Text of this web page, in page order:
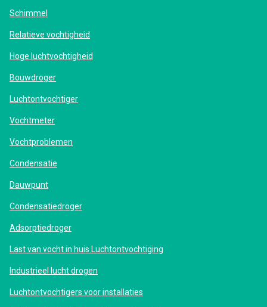
Schimmel
Relatieve vochtigheid
Hoge luchtvochtigheid
Bouwdroger
Luchtontvochtiger
Vochtmeter
Vochtproblemen
Condensatie
Dauwpunt
Condensatiedroger
Adsorptiedroger
Last van vocht in huis Luchtontvochtiging
Industrieel lucht drogen
Luchtontvochtigers voor installaties